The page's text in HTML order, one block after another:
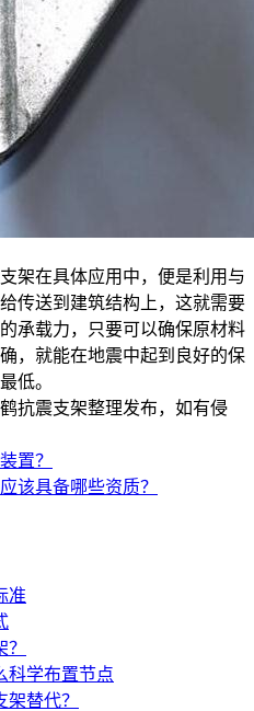
架在具体应用中，便是利用与
传送到建筑结构上，这就需要
承载力，只要可以确保原材料
，就能在地震中起到良好的保
低。
抗震支架整理发布，如有侵
置？
该具备哪些资质？
准
科学布置节点
替代？